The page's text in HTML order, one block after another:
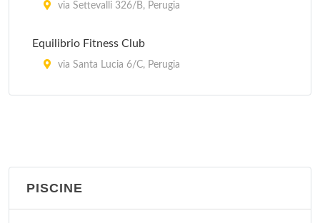
via Settevalli 326/B, Perugia
Equilibrio Fitness Club
via Santa Lucia 6/C, Perugia
via Pergolesi 121/F, Perugia - Localita' San Sisto
PISCINE